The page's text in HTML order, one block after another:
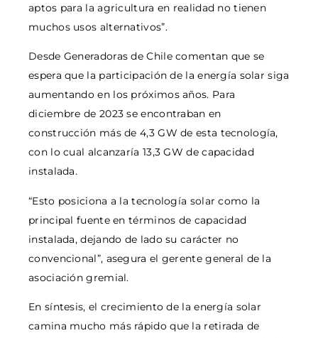
aptos para la agricultura en realidad no tienen
muchos usos alternativos”.
Desde Generadoras de Chile comentan que se
espera que la participación de la energía solar siga
aumentando en los próximos años. Para
diciembre de 2023 se encontraban en
construcción más de 4,3 GW de esta tecnología,
con lo cual alcanzaría 13,3 GW de capacidad
instalada.
“Esto posiciona a la tecnología solar como la
principal fuente en términos de capacidad
instalada, dejando de lado su carácter no
convencional”, asegura el gerente general de la
asociación gremial.
En síntesis, el crecimiento de la energía solar
camina mucho más rápido que la retirada de